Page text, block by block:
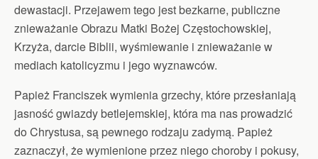
dewastacji. Przejawem tego jest bezkarne, publiczne
znieważanie Obrazu Matki Bożej Częstochowskiej,
Krzyża, darcie Biblii, wyśmiewanie i znieważanie w
mediach katolicyzmu i jego wyznawców.
Papież Franciszek wymienia grzechy, które przesłaniają
jasność gwiazdy betlejemskiej, która ma nas prowadzić
do Chrystusa, są pewnego rodzaju zadymą. Papież
zaznaczył, że wymienione przez niego choroby i pokusy,